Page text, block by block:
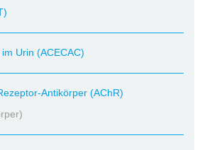
Urin (ACECAC)
Antikörper (AChR)